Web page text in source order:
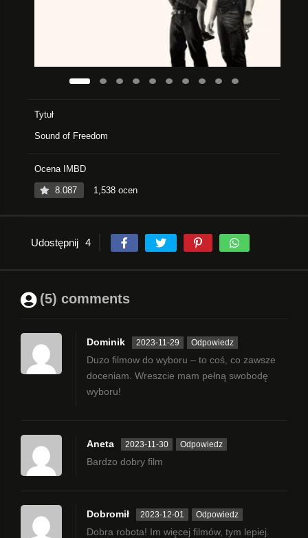
Tytuł
Sound of Freedom
Ocena IMBD
8.087 1,538 ocen
Udostępnij 4
(5) comments
Dominik 2023-11-29 Odpowiedz
Duzo filmow do wyboru – to coś, co zawsze
doceniam. Wreszcie mam pełną swobodę
wyboru!
Aneta 2023-11-30 Odpowiedz
Bardzo dobry film
Dobromił 2023-12-01 Odpowiedz
Dobra robota! Im więcej filmów, tym lepiej.